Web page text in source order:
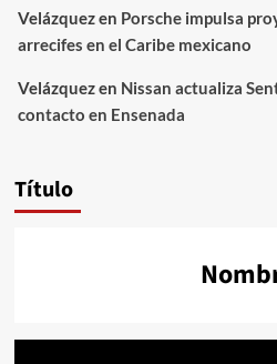
Velázquezen Porsche impulsa
arrecifes en el Caribe mexicano
Velázquezen Nissan actualiza
contacto en Ensenada
Título